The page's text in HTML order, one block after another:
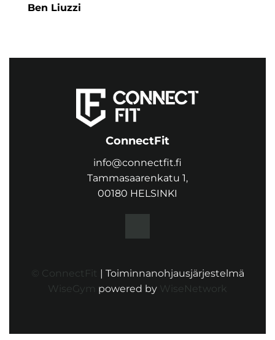
Ben Liuzzi
ConnectFit
info@connectfit.fi
Tammasaarenkatu 1,
00180 HELSINKI
© ConnectFit | Toiminnanohjausjärjestelmä
WiseGym powered by WiseNetwork